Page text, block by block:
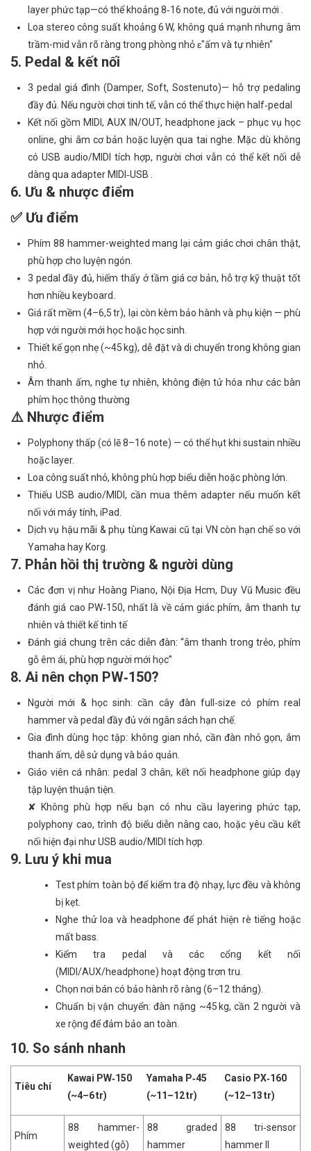
layer phức tạp—có thể khoảng 8‑16 note, đủ với người mới .
Loa stereo công suất khoảng 6 W, không quá mạnh nhưng âm
trầm-mid vẫn rõ ràng trong phòng nhỏ ɛ"ấm và tự nhiên"
5. Pedal & kết nối
3 pedal giá đình (Damper, Soft, Sostenuto)— hỗ trợ pedaling
đầy đủ. Nếu người chơi tinh tế, vẫn có thể thực hiện half‑pedal
Kết nối gồm MIDI, AUX IN/OUT, headphone jack – phục vụ học
online, ghi âm cơ bản hoặc luyện qua tai nghe. Mặc dù không
có USB audio/MIDI tích hợp, người chơi vẫn có thể kết nối dễ
dàng qua adapter MIDI‑USB .
6. Ưu & nhược điểm
✅ Ưu điểm
Phím 88 hammer-weighted mang lại cảm giác chơi chân thật,
phù hợp cho luyện ngón.
3 pedal đầy đủ, hiếm thấy ở tầm giá cơ bản, hỗ trợ kỹ thuật tốt
hơn nhiều keyboard.
Giá rất mềm (4–6,5 tr), lại còn kèm bảo hành và phụ kiện — phù
hợp với người mới học hoặc học sinh.
Thiết kế gọn nhẹ (~45 kg), dễ đặt và di chuyển trong không gian
nhỏ.
Âm thanh ấm, nghe tự nhiên, không điện tử hóa như các bàn
phím học thông thường
⚠️ Nhược điểm
Polyphony thấp (có lẽ 8–16 note) — có thể hụt khi sustain nhiều
hoặc layer.
Loa công suất nhỏ, không phù hợp biểu diễn hoặc phòng lớn.
Thiếu USB audio/MIDI, cần mua thêm adapter nếu muốn kết
nối với máy tính, iPad.
Dịch vụ hậu mãi & phụ tùng Kawai cũ tại VN còn hạn chế so với
Yamaha hay Korg.
7. Phản hồi thị trường & người dùng
Các đơn vị như Hoàng Piano, Nội Địa Hcm, Duy Vũ Music đều
đánh giá cao PW‑150, nhất là về cảm giác phím, âm thanh tự
nhiên và thiết kế tinh tế
Đánh giá chung trên các diễn đàn: “âm thanh trong trẻo, phím
gỗ êm ái, phù hợp người mới học”
8. Ai nên chọn PW‑150?
Người mới & học sinh: cần cây đàn full‑size có phím real
hammer và pedal đầy đủ với ngân sách hạn chế.
Gia đình dùng học tập: không gian nhỏ, cần đàn nhỏ gọn, âm
thanh ấm, dễ sử dụng và bảo quản.
Giáo viên cá nhân: pedal 3 chân, kết nối headphone giúp dạy
tập luyện thuận tiện.
✘ Không phù hợp nếu bạn có nhu cầu layering phức tạp,
polyphony cao, trình độ biểu diễn nâng cao, hoặc yêu cầu kết
nối hiện đại như USB audio/MIDI tích hợp.
9. Lưu ý khi mua
Test phím toàn bộ để kiểm tra độ nhạy, lực đều và không
bị kẹt.
Nghe thử loa và headphone để phát hiện rè tiếng hoặc
mất bass.
Kiểm tra pedal và các cổng kết nối
(MIDI/AUX/headphone) hoạt động trơn tru.
Chọn nơi bán có bảo hành rõ ràng (6–12 tháng).
Chuẩn bị vận chuyển: đàn nặng ~45 kg, cần 2 người và
xe rộng để đảm bảo an toàn.
10. So sánh nhanh
Tiêu chí
Kawai PW‑150
(~4–6 tr)
Yamaha P‑45
(~11–12 tr)
Casio PX‑160
(~12–13 tr)
Phím
88 hammer-
weighted (gỗ)
88 graded
hammer
88 tri‑sensor
hammer II